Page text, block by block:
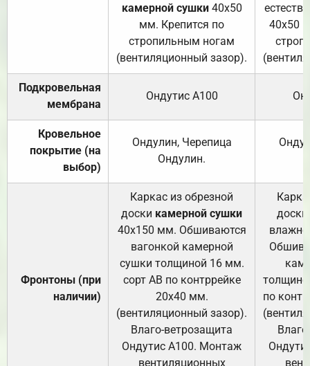
камерной сушки40х50
мм. Крепится по
стропильным ногам
(вентиляционный зазор).
40х50
Подкровельная
мембрана
Ондутис А100
Кровельное
покрытие (на
выбор)
Ондулин, Черепица
Ондулин.
Фронтоны (при
наличии)
Каркас из обрезной
доски камерной сушки
40х150 мм. Обшиваются
вагонкой камерной
сушки толщиной 16 мм.
сорт АВ по контррейке
20х40 мм.
(вентиляционный зазор).
Влаго-ветрозащита
Ондутис А100. Монтаж
вентиляционных
доски
по